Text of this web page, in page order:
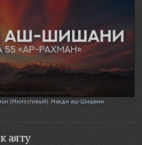
(Милостивый). Махди аш-Шишани
аяту